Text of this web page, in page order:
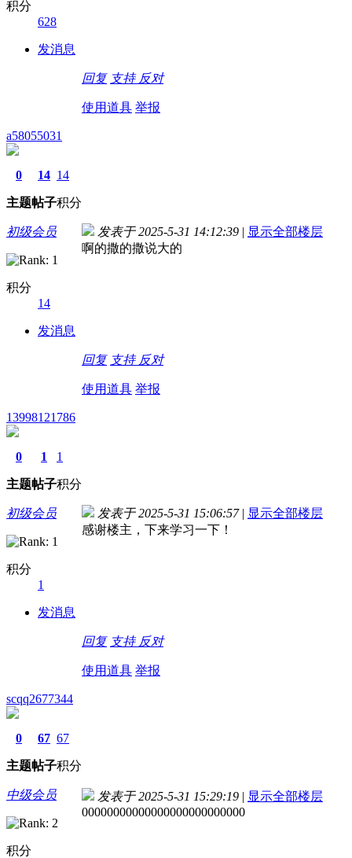
积分
628
发消息
回复 支持 反对
使用道具 举报
a58055031
0
主题
14
帖子
14
积分
初级会员
积分
14
发消息
发表于 2025-5-31 14:12:39 | 显示全部楼层
啊的撒的撒说大的
回复 支持 反对
使用道具 举报
13998121786
0
主题
1
帖子
1
积分
初级会员
积分
1
发消息
发表于 2025-5-31 15:06:57 | 显示全部楼层
感谢楼主，下来学习一下！
回复 支持 反对
使用道具 举报
scqq2677344
0
主题
67
帖子
67
积分
中级会员
积分
发表于 2025-5-31 15:29:19 | 显示全部楼层
00000000000000000000000000